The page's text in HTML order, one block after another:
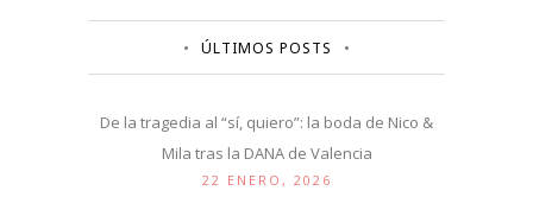
ÚLTIMOS POSTS
De la tragedia al “sí, quiero”: la boda de Nico &
Mila tras la DANA de Valencia
22 ENERO, 2026